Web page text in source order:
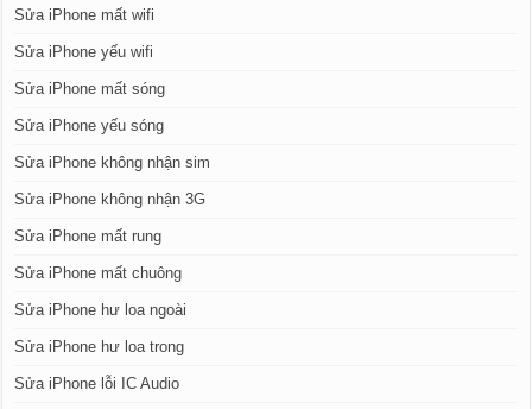
Sửa iPhone mất wifi
Sửa iPhone yếu wifi
Sửa iPhone mất sóng
Sửa iPhone yếu sóng
Sửa iPhone không nhận sim
Sửa iPhone không nhận 3G
Sửa iPhone mất rung
Sửa iPhone mất chuông
Sửa iPhone hư loa ngoài
Sửa iPhone hư loa trong
Sửa iPhone lỗi IC Audio